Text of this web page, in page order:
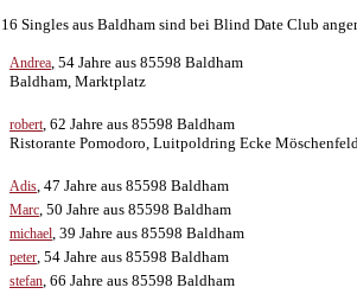
16 Singles aus Baldham sind bei Blind Date Club
Andrea, 54 Jahre aus 85598 Baldham
Baldham, Marktplatz
robert, 62 Jahre aus 85598 Baldham
Ristorante Pomodoro, Luitpoldring Ecke
Adis, 47 Jahre aus 85598 Baldham
Marc, 50 Jahre aus 85598 Baldham
michael, 39 Jahre aus 85598 Baldham
peter, 54 Jahre aus 85598 Baldham
stefan, 66 Jahre aus 85598 Baldham